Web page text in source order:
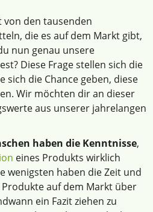
den tausenden
die es auf dem Markt gibt,
nun genau unsere
Diese Frage stellen sich die
sich die Chance geben, diese
Wir möchten dir an dieser
aus unserer jahrelangen
haben die Kenntnisse,
eines Produkts wirklich
wenigsten haben die Zeit und
auf dem Markt über
ein Fazit ziehen zu